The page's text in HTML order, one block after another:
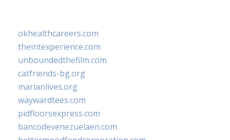
okhealthcareers.com
theintexperience.com
unboundedthefilm.com
catfriends-bg.org
marianlives.org
waywardtees.com
pidfloorsexpress.com
bancodevenezuelaen.com